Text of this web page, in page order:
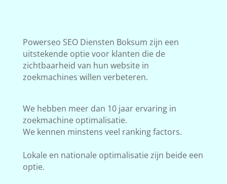
Powerseo SEO Diensten Boksum zijn een
uitstekende optie voor klanten die de
zichtbaarheid van hun website in
zoekmachines willen verbeteren.
We hebben meer dan 10 jaar ervaring in
zoekmachine optimalisatie.
We kennen minstens veel ranking factors.
Lokale en nationale optimalisatie zijn beide een
optie.